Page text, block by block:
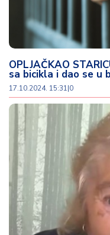
OPLJAČKAO
sa bicikla i dao se u
17.10.2024. 15:31|0